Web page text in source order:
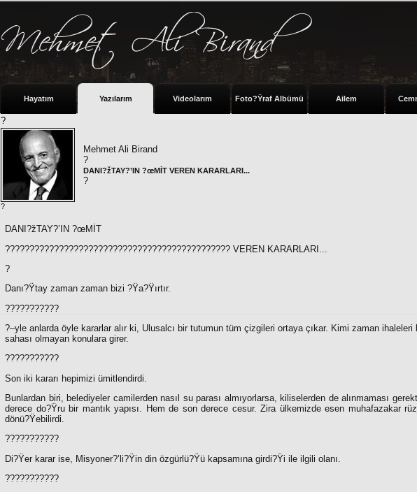
Hayatım Yazılarım Videolarım Foto?Ÿraf Albümü Ailem
?
Mehmet Ali Birand
?
DANI?žTAY?’IN ?œMİT VEREN KARARLARI...
?
?
DANI?žTAY?’IN ?œMİT
?????????????????????????????????????????????? VEREN KARARLARI...
?
Danı?Ÿtay zaman zaman bizi ?Ÿa?Ÿırtır.
???????????
?–yle anlarda öyle kararlar alır ki, Ulusalcı bir tutumun tüm çizgileri ortaya çıkar. Kimi zaman ihaleleri
sahası olmayan konulara girer.
???????????
Son iki kararı hepimizi ümitlendirdi.
Bunlardan biri, belediyeler camilerden nasıl su parası almıyorlarsa, kiliselerden de alınmaması
derece do?Ÿru bir mantık yapısı. Hem de son derece cesur. Zira ülkemizde esen muhafazakar
dönü?Ÿebilirdi.
???????????
Di?Ÿer karar ise, Misyoner?’li?Ÿin din özgürlü?Ÿü kapsamına girdi?Ÿi ile ilgili olanı.
???????????